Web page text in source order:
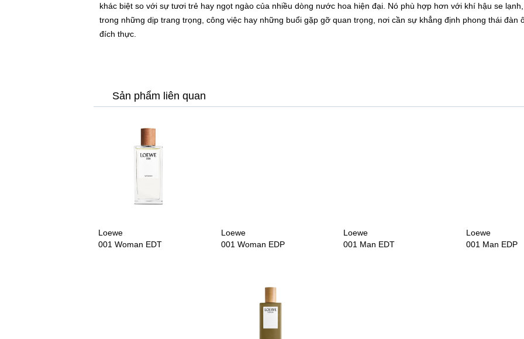
khác biệt so với sự tươi trẻ hay ngọt ngào của nhiều dòng nước hoa hiện đại. Nó phù hợp hơn với khí hậu se lạnh,
trong những dịp trang trọng, công việc hay những buổi gặp gỡ quan trọng, nơi cần sự khẳng định phong thái đàn
đích thực.
Sản phẩm liên quan
Loewe
001 Woman EDT
Loewe
001 Woman EDP
Loewe
001 Man EDT
Loewe
001 Man EDP